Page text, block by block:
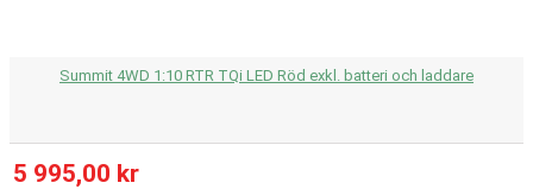
Summit 4WD 1:10 RTR TQi LED Röd exkl. batteri och laddare
5 995,00 kr